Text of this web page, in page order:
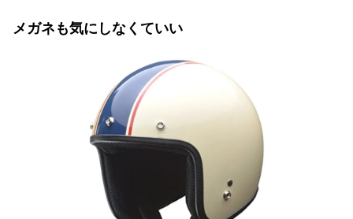
メガネも気にしなくていい